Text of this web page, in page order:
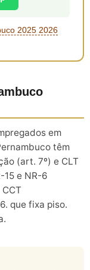
2025 2026
em
têm
(art. 7º) e CLT
15 e NR-6
que fixa piso.